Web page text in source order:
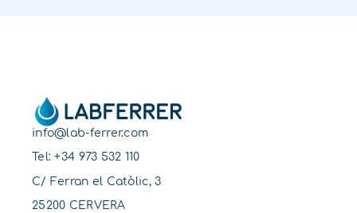
info@lab-ferrer.com
Tel:+34 973 532 110
C/ Ferran el Catòlic, 3
25200 CERVERA